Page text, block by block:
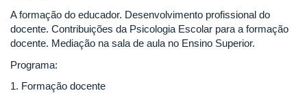
A formação do educador. Desenvolvimento profissional do
docente. Contribuições da Psicologia Escolar para a formação
docente. Mediação na sala de aula no Ensino Superior.
Programa:
1. Formação docente